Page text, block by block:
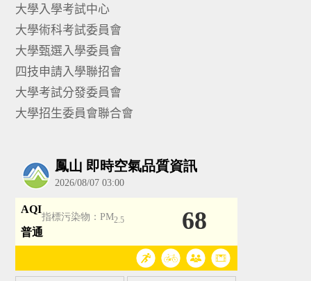
大學入學考試中心
大學術科考試委員會
大學甄選入學委員會
四技申請入學聯招會
大學考試分發委員會
大學招生委員會聯合會